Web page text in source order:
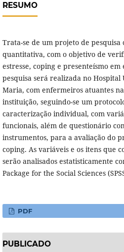
RESUMO
Trata-se de um projeto de pesquisa
quantitativa, com o objetivo de
estresse, coping e presenteísmo
pesquisa será realizada no
Maria, com enfermeiros atuantes
instituição, seguindo-se um
caracterização individual, com
funcionais, além de questionário
instrumentos, para a avaliação do
coping. As variáveis e os itens que
serão analisados estatisticamente
Package for the Social Sciences
PDF
PUBLICADO